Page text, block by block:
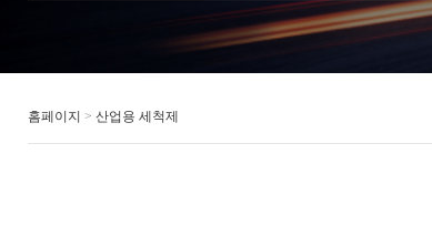
홈페이지 > 산업용 세척제